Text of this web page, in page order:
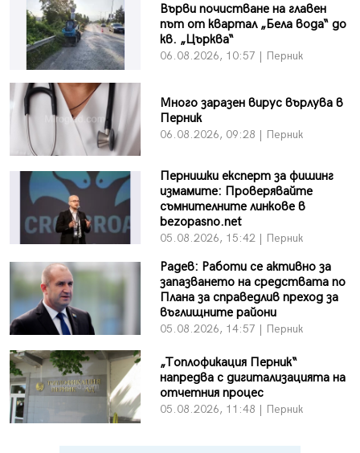
Върви почистване на главен
път от квартал „Бела вода“ до
кв. „Църква“
06.08.2026, 10:57 | Перник
Много заразен вирус върлува в
Перник
06.08.2026, 09:28 | Перник
Пернишки експерт за фишинг
измамите: Проверявайте
съмнителните линкове в
bezopasno.net
05.08.2026, 15:42 | Перник
Радев: Работи се активно за
запазването на средствата по
Плана за справедлив преход за
въглищните райони
05.08.2026, 14:57 | Перник
„Топлофикация Перник“
напредва с дигитализацията на
отчетния процес
05.08.2026, 11:48 | Перник